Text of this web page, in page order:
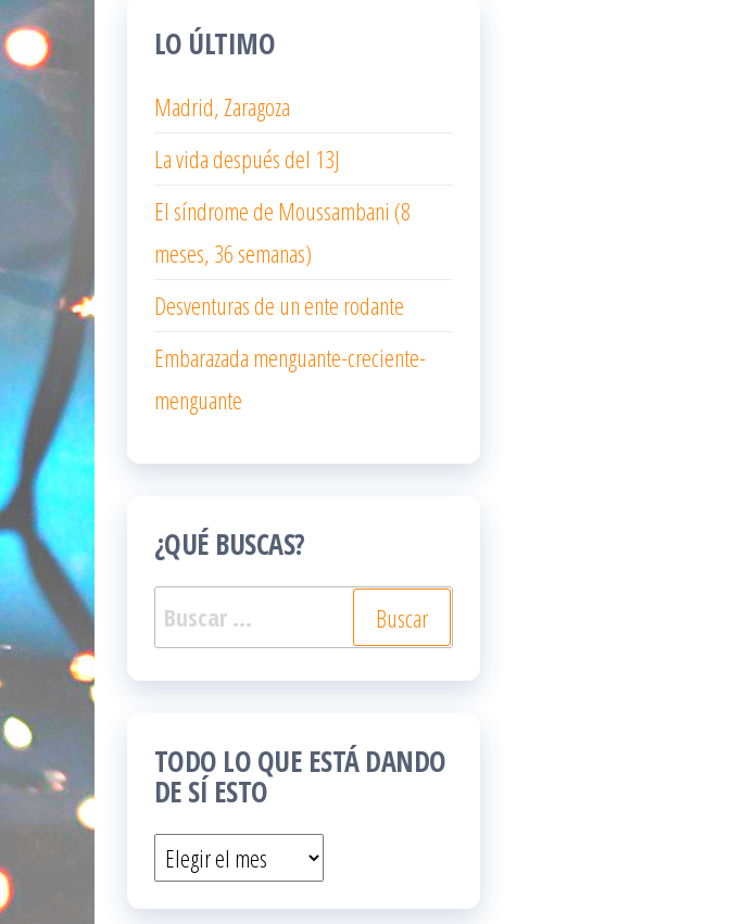
LO ÚLTIMO
Madrid, Zaragoza
La vida después del 13J
El síndrome de Moussambani (8
meses, 36 semanas)
Desventuras de un ente rodante
Embarazada menguante-creciente-
menguante
¿QUÉ BUSCAS?
Buscar:
TODO LO QUE ESTÁ DANDO
DE SÍ ESTO
Todo